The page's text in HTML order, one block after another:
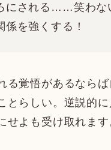
にされる……笑わな
係を強くする！
る覚悟があるなら
とらしい。逆説的に
せよも受け取れます